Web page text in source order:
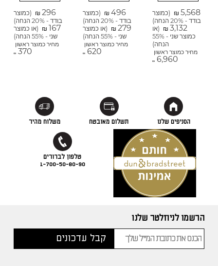
₪ 5,568
(כמוצר
בודד - 20% הנחה)
₪ 3,132
(או
כמוצר שני - 55%
הנחה)
מחיר כמוצר ראשון
₪ 6,960
₪ 496
(כמוצר
בודד - 20% הנחה)
₪ 279
(או כמוצר
שני - 55% הנחה)
מחיר כמוצר ראשון
₪ 620
₪ 296
(כמוצר
בודד - 20% הנחה)
₪ 167
(או כמוצר
שני - 55% הנחה)
מחיר כמוצר ראשון
₪ 370
הסניפים שלנו תשלום מאובטח משלוח מהיר
1-700-50-80-90
הרשמו לניוזלטר שלנו